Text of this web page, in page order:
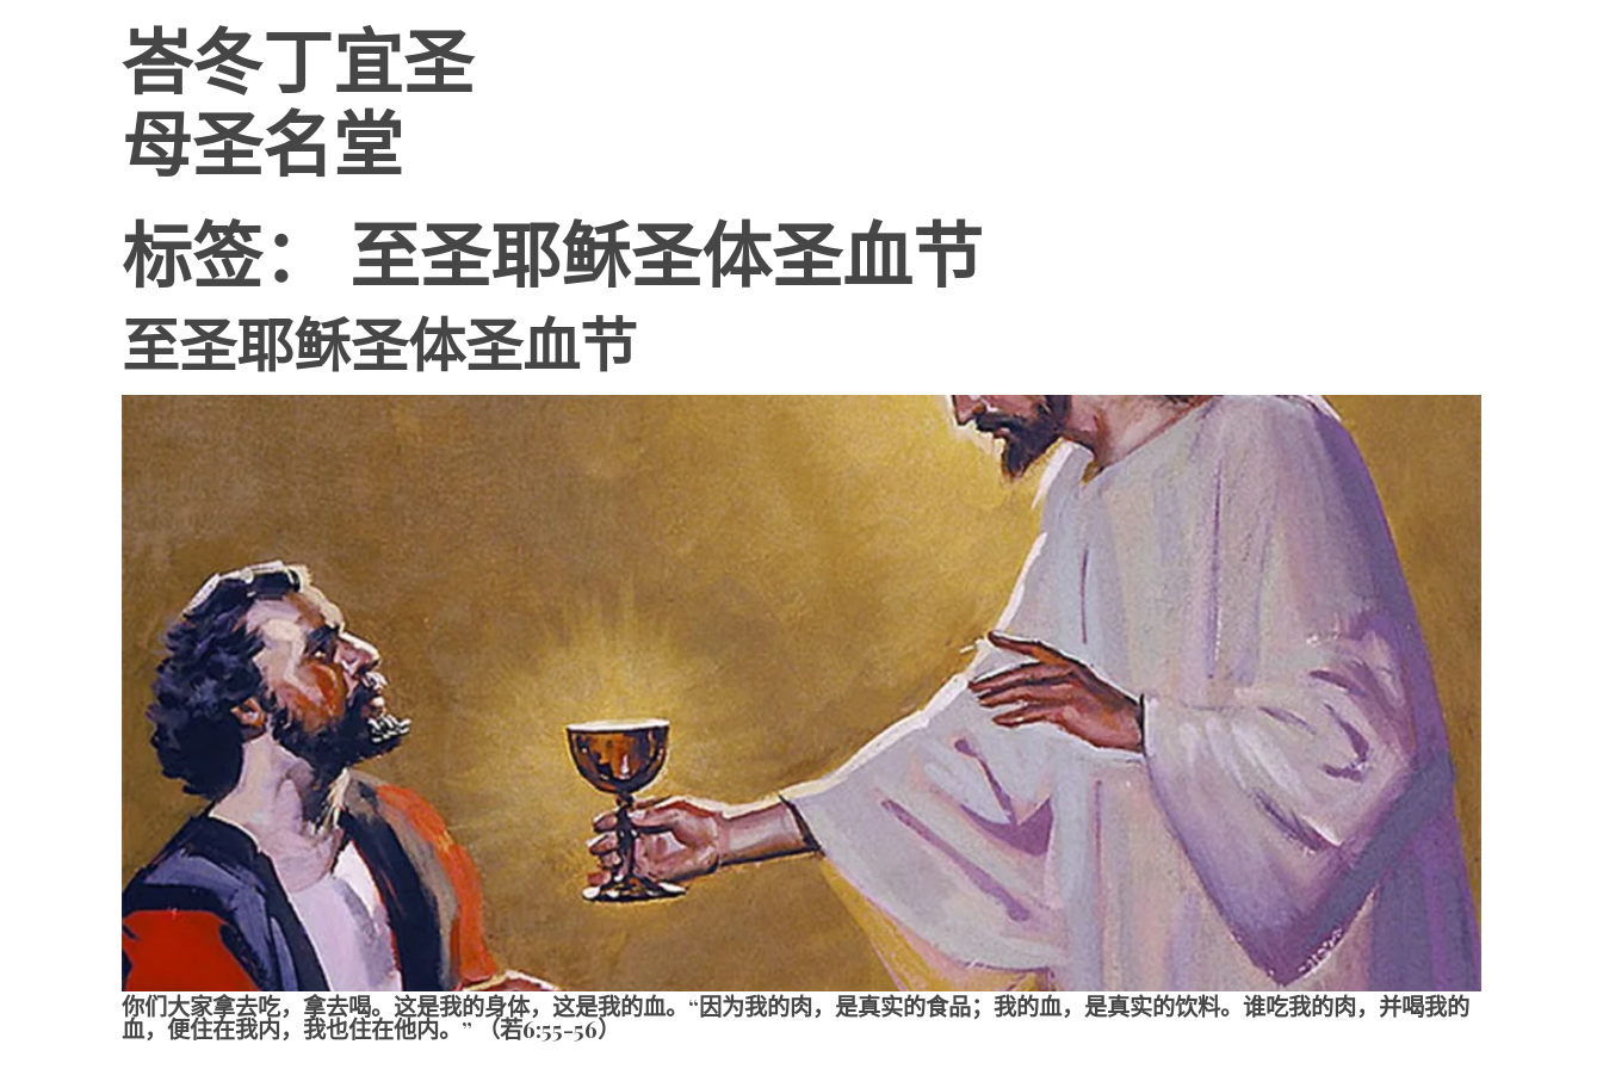
峇冬丁宜圣
母圣名堂
标签： 至圣耶稣圣体圣血节
至圣耶稣圣体圣血节
你们大家拿去吃，拿去喝。这是我的身体，这是我的血。“因为我的肉，是真实的食品；我的血，是真实的饮料。谁吃我的肉，并喝我的
血，便住在我内，我也住在他内。” （若6:55-56）